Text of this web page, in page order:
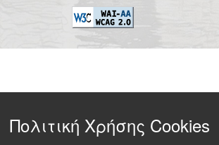
Πολιτική Χρήσης Cookies